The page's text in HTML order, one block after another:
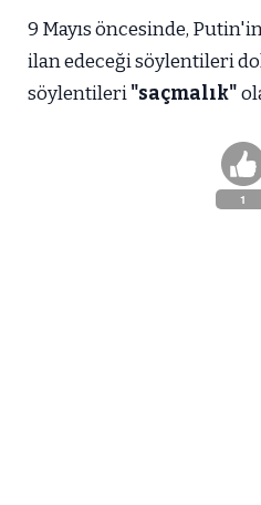
9 Mayıs öncesinde,
ilan edeceği söylentileri
söylentileri"saçmalık"
1